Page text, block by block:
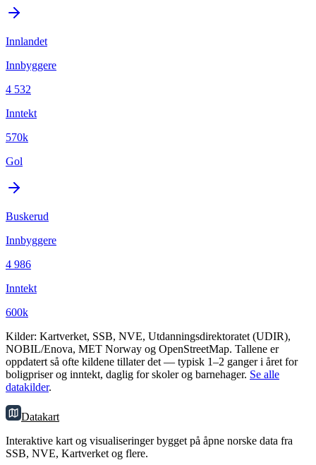
Innlandet
Innbyggere
4 532
Inntekt
570k
Gol
Buskerud
Innbyggere
4 986
Inntekt
600k
Kilder: Kartverket, SSB, NVE, Utdanningsdirektoratet (UDIR),
NOBIL/Enova, MET Norway og OpenStreetMap. Tallene er
oppdatert så ofte kildene tillater det — typisk 1–2 ganger i året for
boligpriser og inntekt, daglig for skoler og barnehager. Se alle
datakilder.
Datakart
Interaktive kart og visualiseringer bygget på åpne norske data fra
SSB, NVE, Kartverket og flere.